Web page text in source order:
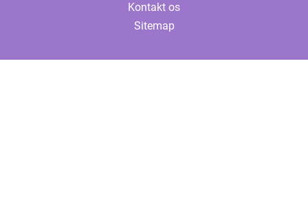
Kontakt os
Sitemap